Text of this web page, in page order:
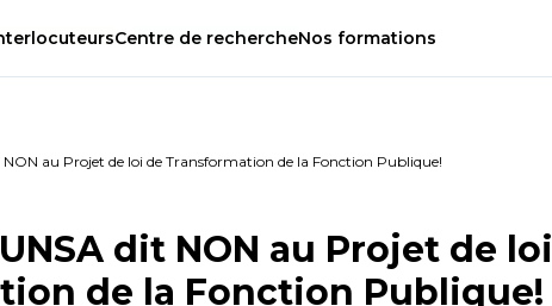
Centre de rechercheNos formations
NON au Projet de loi de Transformation de la Fonction Publique!
dit NON au Projet de loi
de la Fonction Publique!